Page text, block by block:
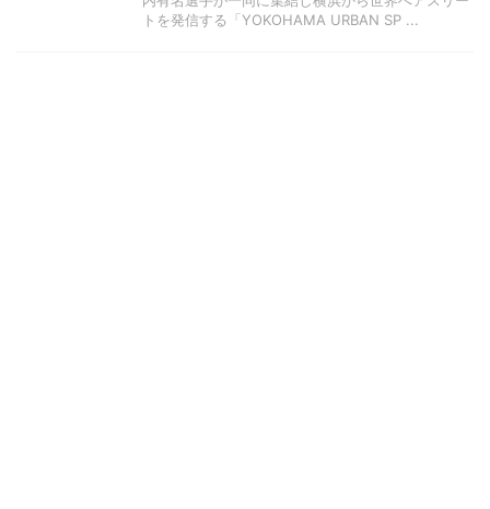
トを発信する「YOKOHAMA URBAN SP ...